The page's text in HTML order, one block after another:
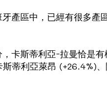
產區中，已經有很多產
卡斯蒂利亞-拉曼恰是
蒂利亞萊昂 (+26.4%)